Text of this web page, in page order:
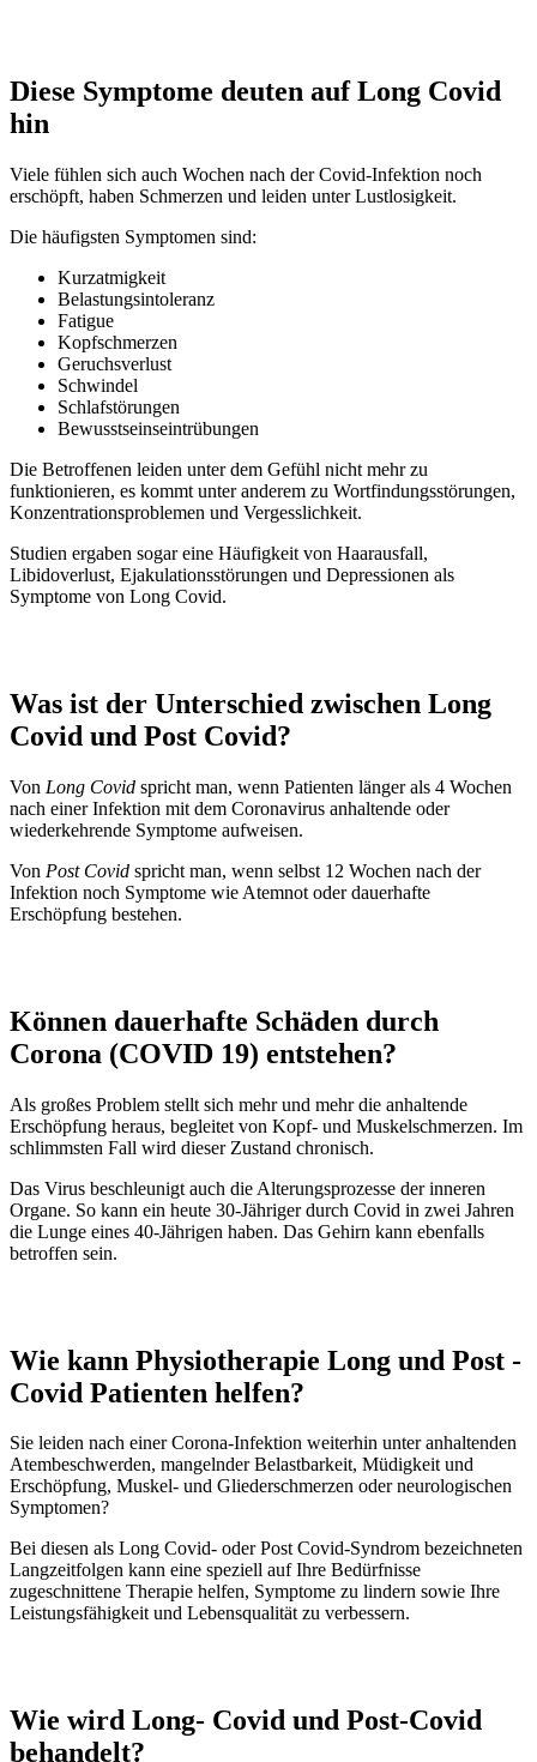
Diese Symptome deuten auf Long Covid
hin
Viele fühlen sich auch Wochen nach der Covid-Infektion noch
erschöpft, haben Schmerzen und leiden unter Lustlosigkeit.
Die häufigsten Symptomen sind:
Kurzatmigkeit
Belastungsintoleranz
Fatigue
Kopfschmerzen
Geruchsverlust
Schwindel
Schlafstörungen
Bewusstseinseintrübungen
Die Betroffenen leiden unter dem Gefühl nicht mehr zu
funktionieren, es kommt unter anderem zu Wortfindungsstörungen,
Konzentrationsproblemen und Vergesslichkeit.
Studien ergaben sogar eine Häufigkeit von Haarausfall,
Libidoverlust, Ejakulationsstörungen und Depressionen als
Symptome von Long Covid.
Was ist der Unterschied zwischen Long
Covid und Post Covid?
Von Long Covid spricht man, wenn Patienten länger als 4 Wochen
nach einer Infektion mit dem Coronavirus anhaltende oder
wiederkehrende Symptome aufweisen.
Von Post Covid spricht man, wenn selbst 12 Wochen nach der
Infektion noch Symptome wie Atemnot oder dauerhafte
Erschöpfung bestehen.
Können dauerhafte Schäden durch
Corona (COVID 19) entstehen?
Als großes Problem stellt sich mehr und mehr die anhaltende
Erschöpfung heraus, begleitet von Kopf- und Muskelschmerzen. Im
schlimmsten Fall wird dieser Zustand chronisch.
Das Virus beschleunigt auch die Alterungsprozesse der inneren
Organe. So kann ein heute 30-Jähriger durch Covid in zwei Jahren
die Lunge eines 40-Jährigen haben. Das Gehirn kann ebenfalls
betroffen sein.
Wie kann Physiotherapie Long und Post -
Covid Patienten helfen?
Sie leiden nach einer Corona-Infektion weiterhin unter anhaltenden
Atembeschwerden, mangelnder Belastbarkeit, Müdigkeit und
Erschöpfung, Muskel- und Gliederschmerzen oder neurologischen
Symptomen?
Bei diesen als Long Covid- oder Post Covid-Syndrom bezeichneten
Langzeitfolgen kann eine speziell auf Ihre Bedürfnisse
zugeschnittene Therapie helfen, Symptome zu lindern sowie Ihre
Leistungsfähigkeit und Lebensqualität zu verbessern.
Wie wird Long- Covid und Post-Covid
behandelt?